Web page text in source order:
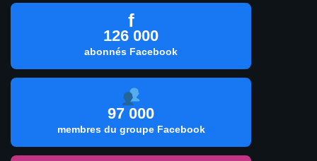
f
126 000
abonnés Facebook
97 000
membres du groupe Facebook